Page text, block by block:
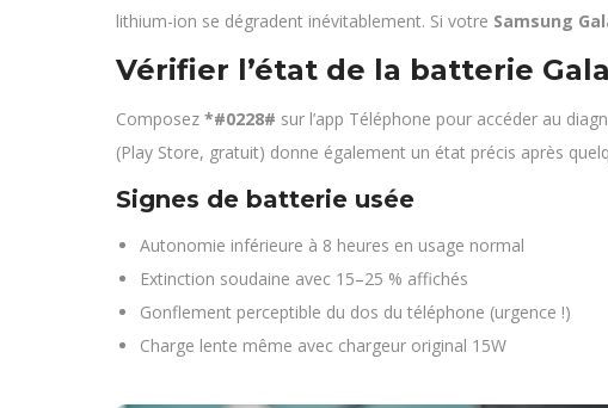
lithium-ion se dégradent inévitablement. Si votre Samsung
Vérifier l’état de la batterie
Composez *#0228# sur l’app Téléphone pour accéder au
(Play Store, gratuit) donne également un état précis après
Signes de batterie usée
Autonomie inférieure à 8 heures en usage normal
Extinction soudaine avec 15–25 % affichés
Gonflement perceptible du dos du téléphone (urgence !)
Charge lente même avec chargeur original 15W